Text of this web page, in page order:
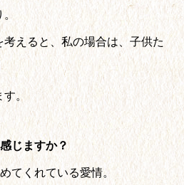
えると、私の場合は、子供た
。
じますか？
てくれている愛情。